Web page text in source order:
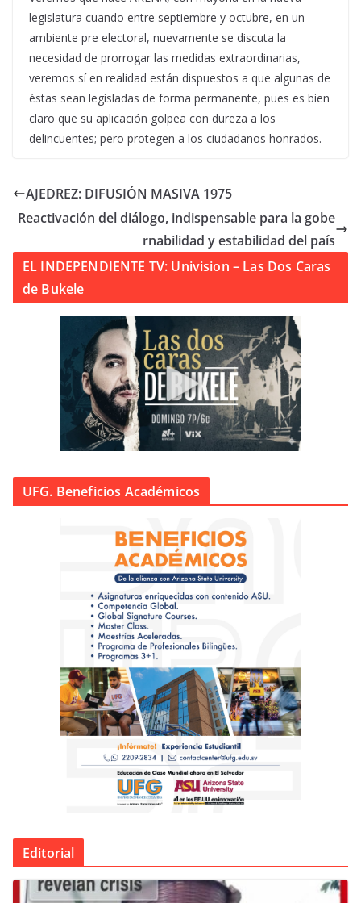
legislatura cuando entre septiembre y octubre, en un
ambiente pre electoral, nuevamente se discuta la
necesidad de prorrogar las medidas extraordinarias,
veremos sí en realidad están dispuestos a que algunas de
éstas sean legisladas de forma permanente, pues es bien
claro que su aplicación golpea con dureza a los
delincuentes; pero protegen a los ciudadanos honrados.
AJEDREZ: DIFUSIÓN MASIVA 1975
Reactivación del diálogo, indispensable para la gobe
rnabilidad y estabilidad del país
EL INDEPENDIENTE TV: Univision – Las Dos Caras
de Bukele
UFG. Beneficios Académicos
Editorial